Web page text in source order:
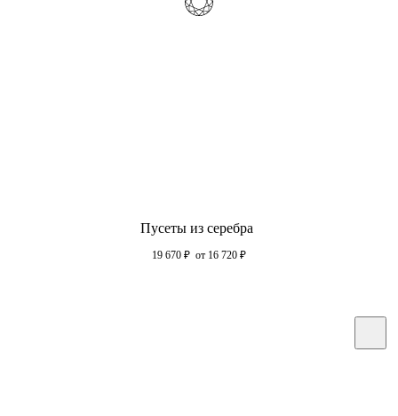
Пусеты из серебра
19 670 ₽ от 16 720 ₽